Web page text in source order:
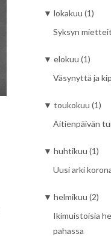
▼ lokakuu (1)
Syksyn
▼ elokuu (1)
Väsynyttä ja
▼ toukokuu (1)
Äitienpäivän
▼ huhtikuu (1)
Uusi arki
▼ helmikuu (2)
Ikimuistoisia
pahassa